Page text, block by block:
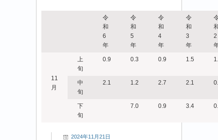
令
和
6
年
令
和
5
年
令
和
4
年
令
和
3
年
2
11
月
上
旬
0.9 0.3 0.9 1.5
中
旬
2.1 1.2 2.7 2.1
下
旬
7.0 0.9 3.4
2024年11月21日